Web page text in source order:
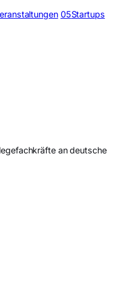
05Startups
an deutsche